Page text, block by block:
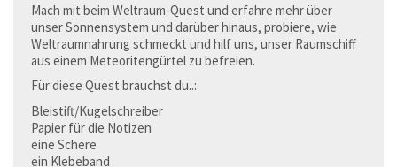
Mach mit beim Weltraum-Quest und erfahre mehr über
unser Sonnensystem und darüber hinaus, probiere, wie
Weltraumnahrung schmeckt und hilf uns, unser Raumschiff
aus einem Meteoritengürtel zu befreien.
Für diese Quest brauchst du..:
Bleistift/Kugelschreiber
Papier für die Notizen
eine Schere
ein Klebeband